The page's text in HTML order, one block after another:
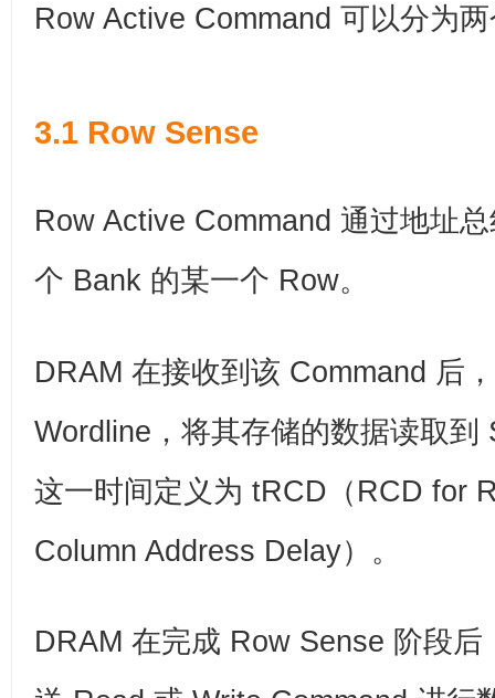
Row Active Command 可以分为
3.1 Row Sense
Row Active Command 通过地址
个 Bank 的某一个 Row。
DRAM 在接收到该 Command 后
Wordline，将其存储的数据读取到
这一时间定义为 tRCD（RCD for
Column Address Delay）。
DRAM 在完成 Row Sense 阶段